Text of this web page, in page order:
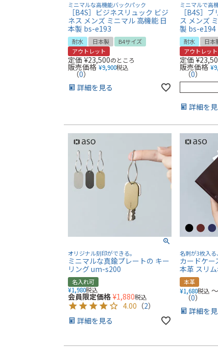
ミニマルな高機能バックパック
［B4S］ビジネスリュック ビジ
ネス メンズ ミニマル 高機能 日
本製 bs-e193
耐水 日本製
B4サイズ
アウトレット
定価 ¥23,500のところ
販売価格 ¥9,900税込
（0）
詳細を見る
ミニマルで高
［B4S］
ス メンズ
製 bs-e194
耐水 日本
アウトレット
定価 ¥
販売価格 ¥
（0）
詳細を
オリジナル刻印ができる。
ミニマルな真鍮プレートの キー
リング um-s200
名入れ可
¥1,980税込
会員限定価格 ¥1,880税込
4.00 （2）
詳細を見る
名刺が3枚入
カードケー
本革 スリ
本革
¥1,680税込 〜
（0）
詳細を